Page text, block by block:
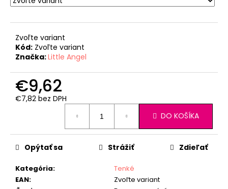
Zvoľte variant
Kód: Zvoľte variant
Značka:Little Angel
€9,62
€7,82 bez DPH
DO KOŠÍKA
Kategória:
Tenké
EAN:
Zvoľte variant
Opýtať sa Strážiť Zdieľať